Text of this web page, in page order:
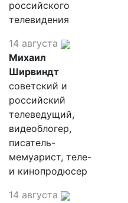
российского
телевидения
14 августа
Михаил
Ширвиндт
советский и
российский
телеведущий,
видеоблогер,
писатель-
мемуарист, теле-
и кинопродюсер
14 августа